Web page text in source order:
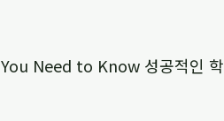
Need to Know 성공적인 학